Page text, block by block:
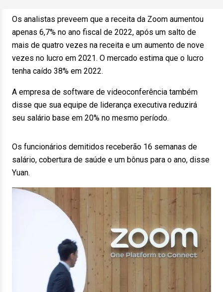
Os analistas preveem que a receita da Zoom aumentou
apenas 6,7% no ano fiscal de 2022, após um salto de
mais de quatro vezes na receita e um aumento de nove
vezes no lucro em 2021. O mercado estima que o lucro
tenha caído 38% em 2022.
A empresa de software de videoconferência também
disse que sua equipe de liderança executiva reduzirá
seu salário base em 20% no mesmo período.
Os funcionários demitidos receberão 16 semanas de
salário, cobertura de saúde e um bônus para o ano, disse
Yuan.